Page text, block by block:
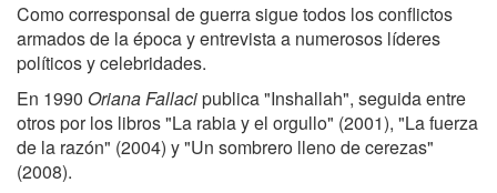
Como corresponsal de guerra sigue todos los conflictos
armados de la época y entrevista a numerosos líderes
políticos y celebridades.
En 1990 Oriana Fallacipublica "Inshallah", seguida entre
otros por los libros "La rabia y el orgullo" (2001), "La fuerza
de la razón" (2004) y "Un sombrero lleno de cerezas"
(2008).